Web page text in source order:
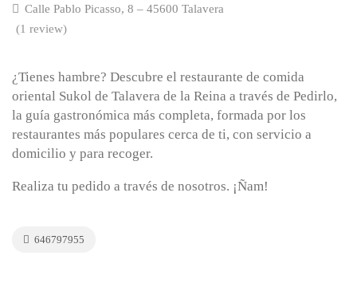
Calle Pablo Picasso, 8 – 45600 Talavera
(1 review)
¿Tienes hambre? Descubre el restaurante de comida
oriental Sukol de Talavera de la Reina a través de Pedirlo,
la guía gastronómica más completa, formada por los
restaurantes más populares cerca de ti, con servicio a
domicilio y para recoger.
Realiza tu pedido a través de nosotros. ¡Ñam!
646797955